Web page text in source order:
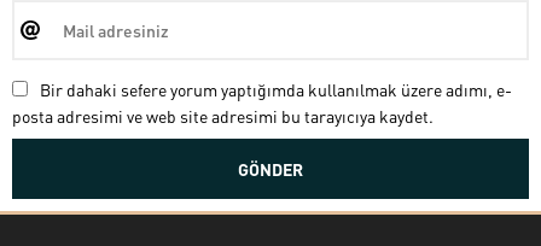
Bir dahaki sefere yorum yaptığımda kullanılmak üzere adımı, e-
posta adresimi ve web site adresimi bu tarayıcıya kaydet.